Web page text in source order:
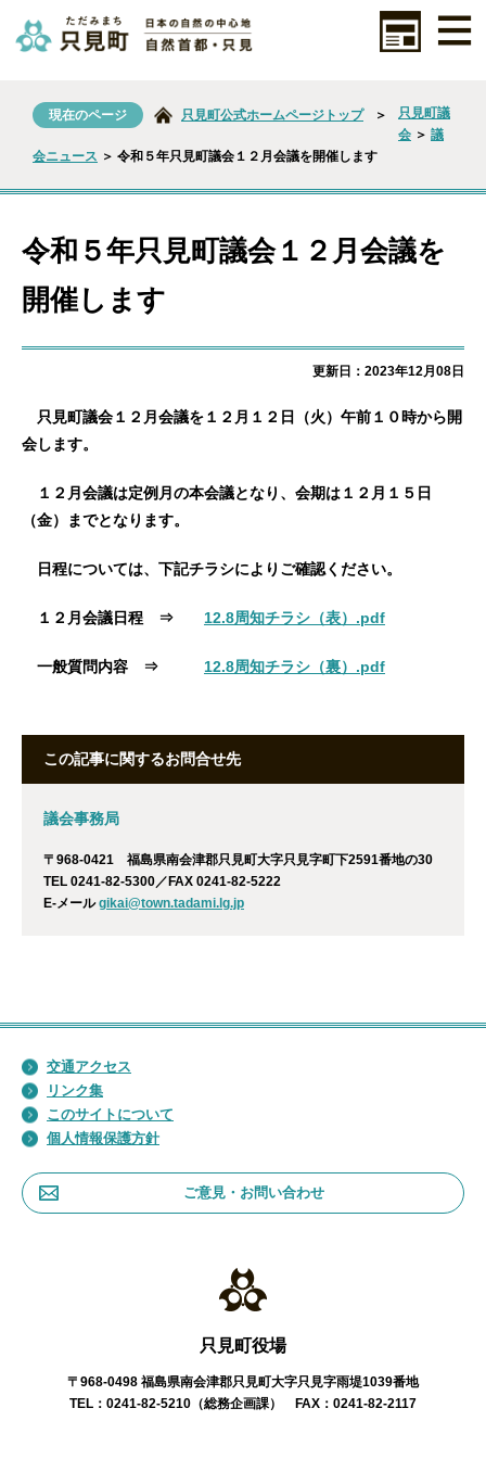
現在のページ 只見町公式ホームページトップ ＞
只見町議
会 ＞ 議
会ニュース ＞ 令和５年只見町議会１２月会議を開催します
令和５年只見町議会１２月会議を
開催します
更新日：2023年12月08日
只見町議会１２月会議を１２月１２日（火）午前１０時から開
会します。
１２月会議は定例月の本会議となり、会期は１２月１５日
（金）までとなります。
日程については、下記チラシによりご確認ください。
１２月会議日程 ⇒ 12.8周知チラシ（表）.pdf
一般質問内容 ⇒ 12.8周知チラシ（裏）.pdf
この記事に関するお問合せ先
議会事務局
〒968-0421 福島県南会津郡只見町大字只見字町下2591番地の30
TEL 0241-82-5300／FAX 0241-82-5222
E-メールgikai@town.tadami.lg.jp
交通アクセス
リンク集
このサイトについて
個人情報保護方針
ご意見・お問い合わせ
只見町役場
〒968-0498 福島県南会津郡只見町大字只見字雨堤1039番地
TEL：0241-82-5210（総務企画課） FAX：0241-82-2117